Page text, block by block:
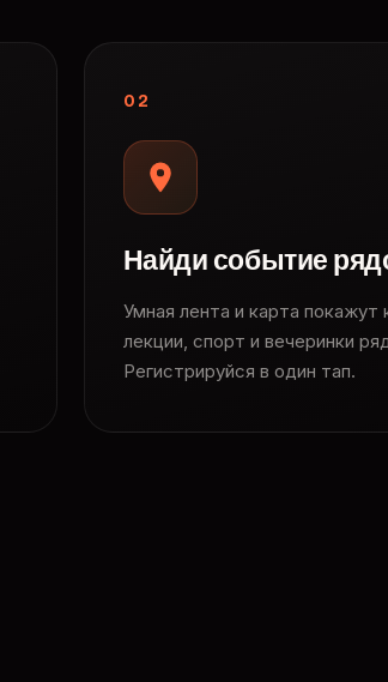
02
Найди событие
Умная лента и карта покажут
лекции, спорт и вечеринки
Регистрируйся в один тап.